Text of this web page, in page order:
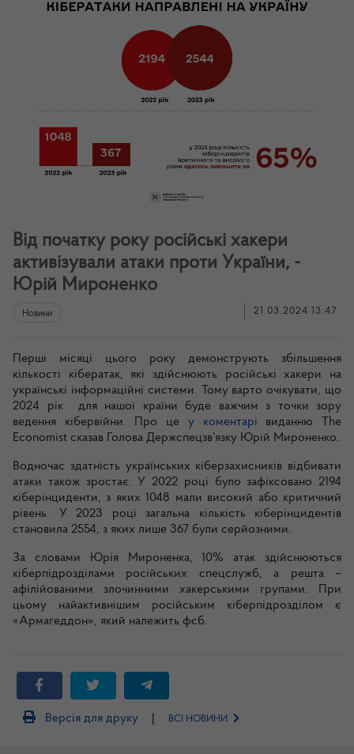
Від початку року російські хакери
активізували атаки проти України, -
Юрій Мироненко
Новини 21.03.2024 13:47
Перші місяці цього року демонструють збільшення
кількості кібератак, які здійснюють російські хакери на
українські інформаційні системи. Тому варто очікувати, що
2024 рік для нашої країни буде важчим з точки зору
ведення кібервійни. Про це у коментарі виданню The
Economist сказав Голова Держспецзв’язку Юрій Мироненко.
Водночас здатність українських кіберзахисників відбивати
атаки також зростає. У 2022 році було зафіксовано 2194
кіберінциденти, з яких 1048 мали високий або критичний
рівень. У 2023 році загальна кількість кіберінцидентів
становила 2554, з яких лише 367 були серйозними.
За словами Юрія Мироненка, 10% атак здійснюються
кіберпідрозділами російських спецслужб, а решта –
афілійованими злочинними хакерськими групами. При
цьому найактивнішим російським кіберпідрозділом є
«Армагеддон», який належить фсб.
Версія для друку ВСІ НОВИНИ